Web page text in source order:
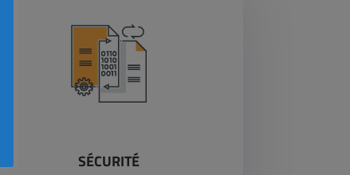
SÉCURITÉ